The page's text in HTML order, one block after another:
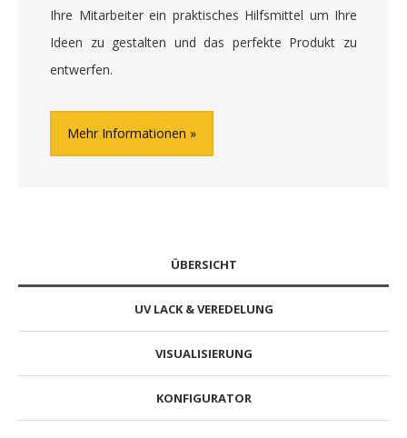
Ihre Mitarbeiter ein praktisches Hilfsmittel um Ihre
Ideen zu gestalten und das perfekte Produkt zu
entwerfen.
Mehr Informationen
ÜBERSICHT
UV LACK & VEREDELUNG
VISUALISIERUNG
KONFIGURATOR